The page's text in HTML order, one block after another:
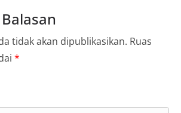
tidak akan dipublikasikan. Ruas
*